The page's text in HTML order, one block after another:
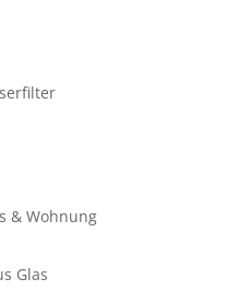
& Wohnung
Glas